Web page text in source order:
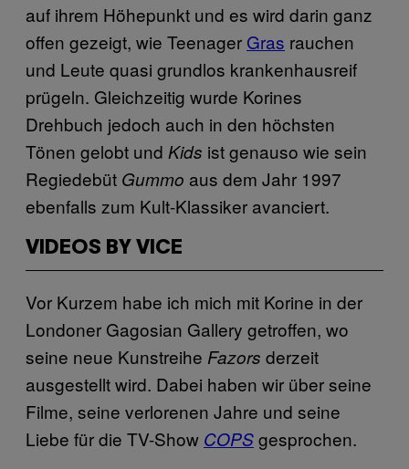
auf ihrem Höhepunkt und es wird darin ganz
offen gezeigt, wie Teenager Gras rauchen
und Leute quasi grundlos krankenhausreif
prügeln. Gleichzeitig wurde Korines
Drehbuch jedoch auch in den höchsten
Tönen gelobt und Kids ist genauso wie sein
Regiedebüt Gummo aus dem Jahr 1997
ebenfalls zum Kult-Klassiker avanciert.
VIDEOS BY VICE
Vor Kurzem habe ich mich mit Korine in der
Londoner Gagosian Gallery getroffen, wo
seine neue Kunstreihe Fazors derzeit
ausgestellt wird. Dabei haben wir über seine
Filme, seine verlorenen Jahre und seine
Liebe für die TV-Show COPSgesprochen.